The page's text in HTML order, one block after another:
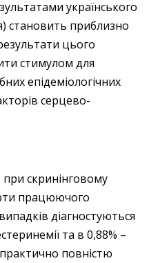
українського
становить приблизно
цього
стимулом для
епідеміологічних
серцево-
скринінговому
працюючого
діагностуються
та в 0,88% –
повністю